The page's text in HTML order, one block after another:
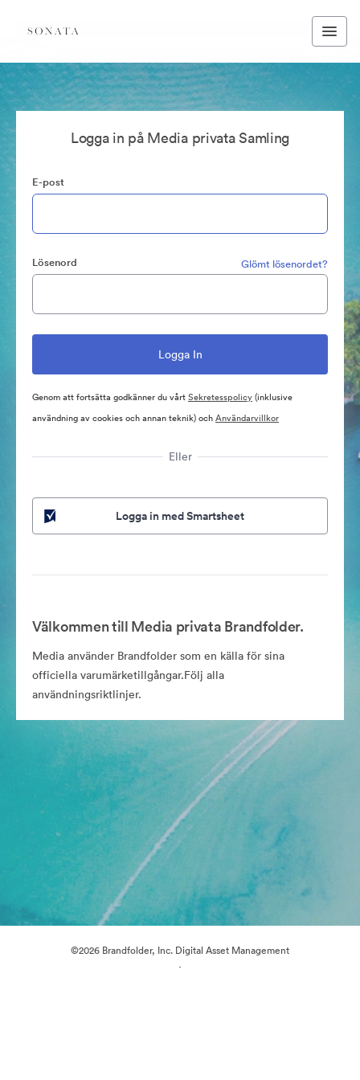
Logga in på Media privata Samling
E-post
Lösenord Glömt lösenordet?
Genom att fortsätta godkänner du vårtSekretesspolicy(inklusive
användning av cookies och annan teknik) ochAnvändarvillkor
Eller
Logga in med Smartsheet
Välkommen till Media privata Brandfolder.
Media använder Brandfolder som en källa för sina
officiella varumärketillgångar.Följ alla
användningsriktlinjer.
©2026 Brandfolder, Inc. Digital Asset Management
·